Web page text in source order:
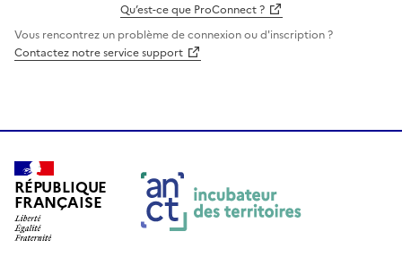
Qu’est-ce que ProConnect ?
Vous rencontrez un problème de connexion ou d'inscription ?
Contactez notre service support
RÉPUBLIQUE
FRANÇAISE